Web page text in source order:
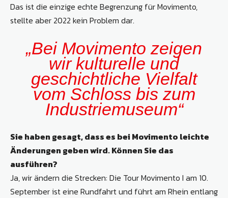
Das ist die einzige echte Begrenzung für Movimento,
stellte aber 2022 kein Problem dar.
„Bei Movimento zeigen
wir kulturelle und
geschichtliche Vielfalt
vom Schloss bis zum
Industriemuseum“
Sie haben gesagt, dass es bei Movimento leichte
Änderungen geben wird. Können Sie das
ausführen?
Ja, wir ändern die Strecken: Die Tour Movimento I am 10.
September ist eine Rundfahrt und führt am Rhein entlang